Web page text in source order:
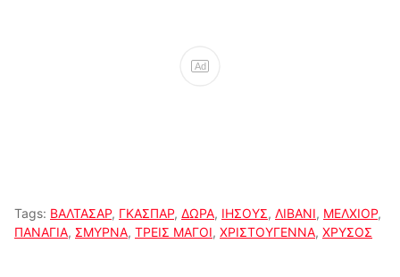
Ad
Tags: ΒΑΛΤΑΣΑΡ, ΓΚΑΣΠΑΡ, ΔΩΡΑ, ΙΗΣΟΥΣ, ΛΙΒΑΝΙ, ΜΕΛΧΙΟΡ,
ΠΑΝΑΓΙΑ, ΣΜΥΡΝΑ, ΤΡΕΙΣ ΜΑΓΟΙ, ΧΡΙΣΤΟΥΓΕΝΝΑ, ΧΡΥΣΟΣ